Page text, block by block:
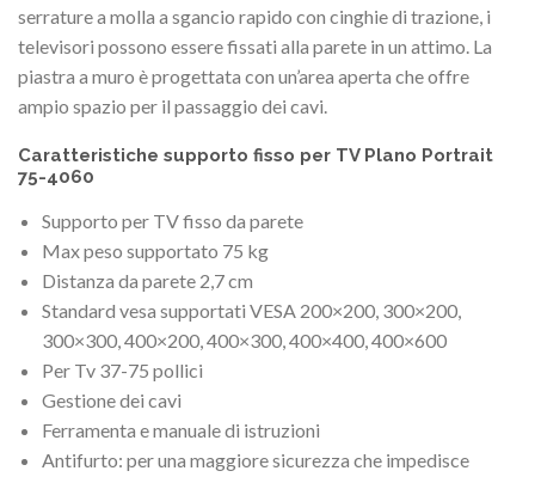
serrature a molla a sgancio rapido con cinghie di trazione, i
televisori possono essere fissati alla parete in un attimo. La
piastra a muro è progettata con un’area aperta che offre
ampio spazio per il passaggio dei cavi.
Caratteristiche supporto fisso per TV Plano Portrait
75-4060
Supporto per TV fisso da parete
Max peso supportato 75 kg
Distanza da parete 2,7 cm
Standard vesa supportati VESA 200×200, 300×200,
300×300, 400×200, 400×300, 400×400, 400×600
Per Tv 37-75 pollici
Gestione dei cavi
Ferramenta e manuale di istruzioni
Antifurto: per una maggiore sicurezza che impedisce